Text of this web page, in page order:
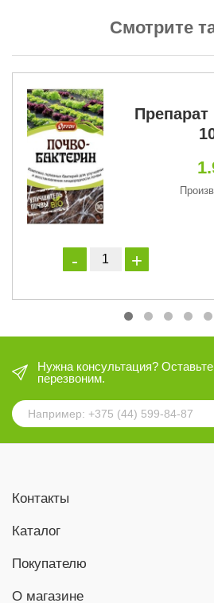
Смотрите
Препарат
Нужна консультация?
перезвоним.
Контакты
Каталог
Покупателю
О магазине